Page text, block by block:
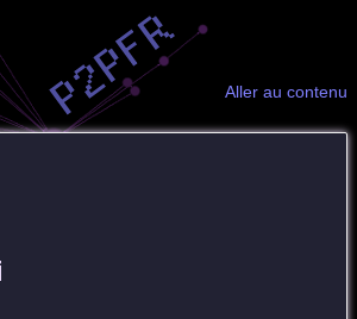
Aller au contenu